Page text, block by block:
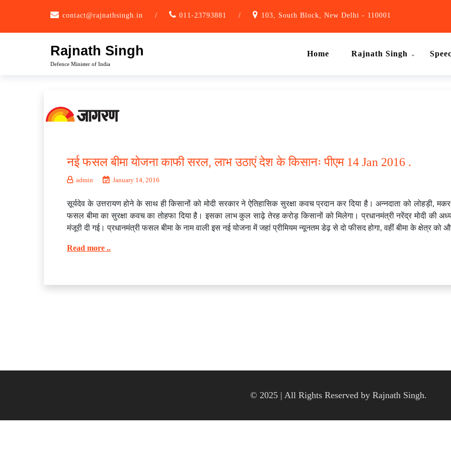
contact@rajnathsingh.in / 011-23793881 / 103, South Block, New Delhi - 110001
Rajnath Singh
Defence Minister of India
Home Rajnath Singh
नई फसल बीमा योजना काफी सरल, लाभ उठाएं देश के किसानः पीएम 14 Jan 2016 .
admin January 14, 2016
सूर्यदेव के उत्तरायण होने के साथ ही किसानों को मोदी सरकार ने ऐतिहासिक सुरक्षा कवच प्रदान कर दिया है। अन्नदाता को लोहड़ी,
फसल बीमा का सुरक्षा कवच का तोहफा दिया है। इसका लाभ कुल साढ़े तेरह करोड़ किसानों को मिलेगा। प्रधानमंत्री नरेंद्र मोदी की
मंजूरी दी गई। प्रधानमंत्री फसल बीमा के नाम वाली इस नई योजना में जहां प्रीमियम न्यूनतम डेढ़ से दो फीसद होगा, वहीं बीमा के क्षेत्र को
Read more ..
© 2025 | All Rights Reserved by Rajnath Singh.